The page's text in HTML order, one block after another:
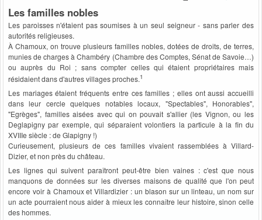
Les familles nobles
Les paroisses n'étaient pas soumises à un seul seigneur - sans parler des
autorités religieuses.
À Chamoux, on trouve plusieurs familles nobles, dotées de droits, de terres,
munies de charges à Chambéry (Chambre des Comptes, Sénat de Savoie…)
ou auprès du Roi ; sans compter celles qui étaient propriétaires mais
résidaient dans d'autres villages proches.1
Les mariages étaient fréquents entre ces familles ; elles ont aussi accueilli
dans leur cercle quelques notables locaux, "Spectables", Honorables",
"Egrèges", familles aisées avec qui on pouvait s'allier (les Vignon, ou les
Deglapigny par exemple, qui séparaient volontiers la particule à la fin du
XVIIIe siècle : de Glapigny !)
Curieusement, plusieurs de ces familles vivaient rassemblées à Villard-
Dizier, et non près du château.
Les lignes qui suivent paraîtront peut-être bien vaines : c'est que nous
manquons de données sur les diverses maisons de qualité que l'on peut
encore voir à Chamoux et Villardizier : un blason sur un linteau, un nom sur
un acte pourraient nous aider à mieux les connaître leur histoire, sinon celle
des hommes.